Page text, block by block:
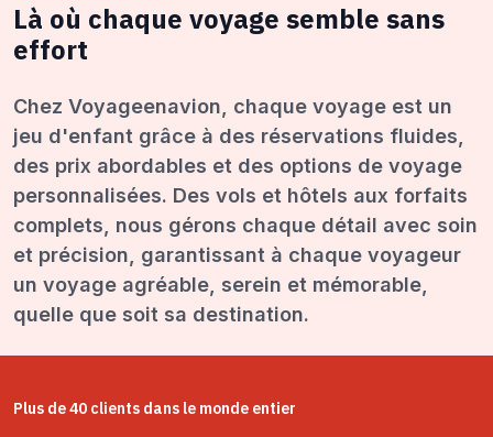
Là où chaque voyage semble sans
effort
Chez Voyageenavion, chaque voyage est un
jeu d'enfant grâce à des réservations fluides,
des prix abordables et des options de voyage
personnalisées. Des vols et hôtels aux forfaits
complets, nous gérons chaque détail avec soin
et précision, garantissant à chaque voyageur
un voyage agréable, serein et mémorable,
quelle que soit sa destination.
Plus de 40 clients dans le monde entier